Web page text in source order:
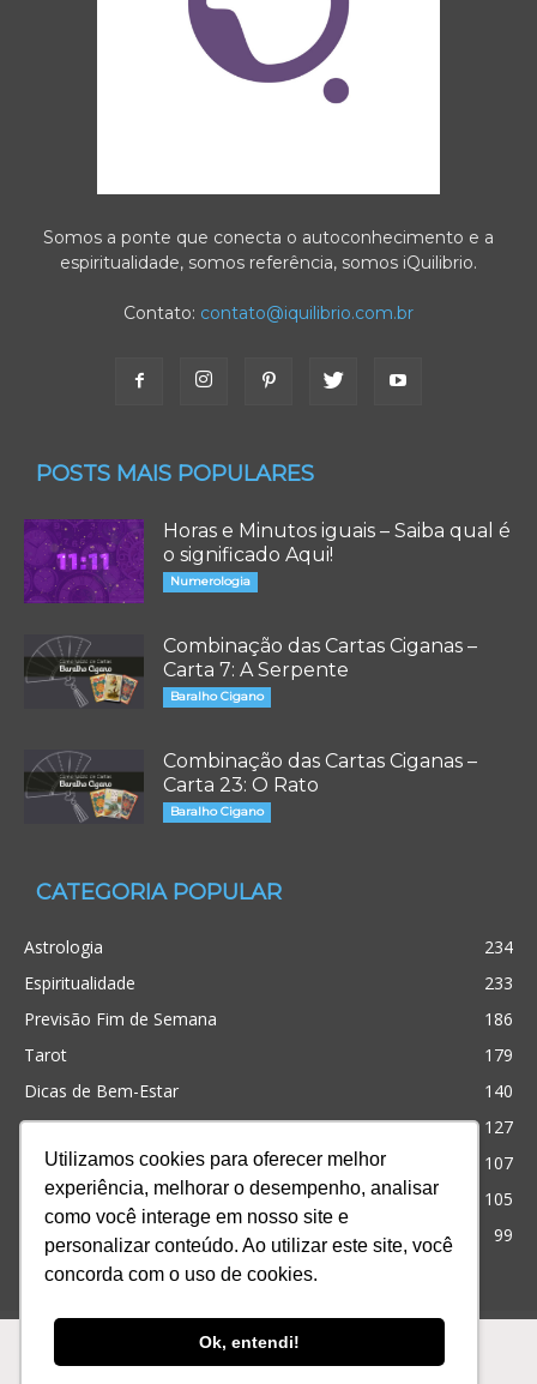
Utilizamos cookies para oferecer melhor
experiência, melhorar o desempenho, analisar
como você interage em nosso site e
personalizar conteúdo. Ao utilizar este site, você
concorda com o uso de cookies.
Ok, entendi!
Somos a ponte que conecta o autoconhecimento e a
espiritualidade, somos referência, somos iQuilibrio.
Contato: contato@iquilibrio.com.br
POSTS MAIS POPULARES
Horas e Minutos iguais – Saiba qual é
o significado Aqui!
Numerologia
Combinação das Cartas Ciganas –
Carta 7: A Serpente
Baralho Cigano
Combinação das Cartas Ciganas –
Carta 23: O Rato
Baralho Cigano
CATEGORIA POPULAR
Astrologia
234
Espiritualidade
233
Previsão Fim de Semana
186
Tarot
179
Dicas de Bem-Estar
140
Cristianismo
127
Simpatias
107
Significado dos sonhos
105
99
Ofertas Produtos